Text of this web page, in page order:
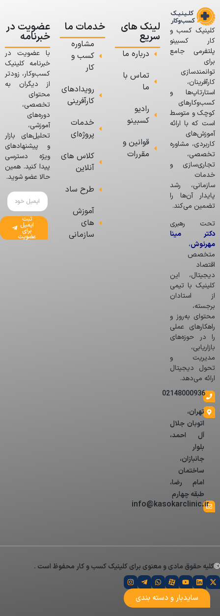
سایدبار و دسته بندی
کلینیک کسب و
کار کسبینو
پلتفرمی جامع
برای
توانمندسازی
کارآفرینان،
استارتاپ‌ها و
کسب‌وکارهای
کوچک و متوسط
است که با ارائه
آموزش‌های
کاربردی، مشاوره
تخصصی،
تجاری‌سازی و
خدمات
سازمانی، رشد
پایدار آن‌ها را
تضمین می‌کند.
تحت رهبری
دکتر مینا
مهرنوش،
متخصص
اقتصاد
دیجیتال، این
کلینیک با تیمی
از استادان
برجسته،
محتوای به‌روز و
راهکارهای عملی
را در حوزه‌های
بازاریابی،
مدیریت و
تحول دیجیتال
ارائه می‌دهد.
02148000936
تهران،
اتوبان جلال
آل احمد،
بلوار
جانبازان،
ساختمان
امام رضا،
طبقه چهارم
info@kasokarclinic.ir
لینک های
سریع
درباره ما
تماس با
ما
رادیو
کسبینو
قوانین و
مقررات
خدمات ما
مشاوره
کسب و
کار
رویدادهای
کارآفرینی
خدمات
پروژه‌ای
کلاس های
آنلاین
طرح ساد
آموزش
های
سازمانی
عضویت در
خبرنامه
با عضویت در
خبرنامه کلینیک
کسب‌وکار، زودتر
از دیگران به
محتوای
تخصصی،
دوره‌های
آموزشی،
تحلیل‌های بازار
و پیشنهادهای
ویژه دسترسی
پیدا کنید. همین
حالا عضو شوید.
ثبت
ایمیل
برای
عضویت
کلیه حقوق مادی و معنوی برای کلینیک کسب و کار محفوظ است .